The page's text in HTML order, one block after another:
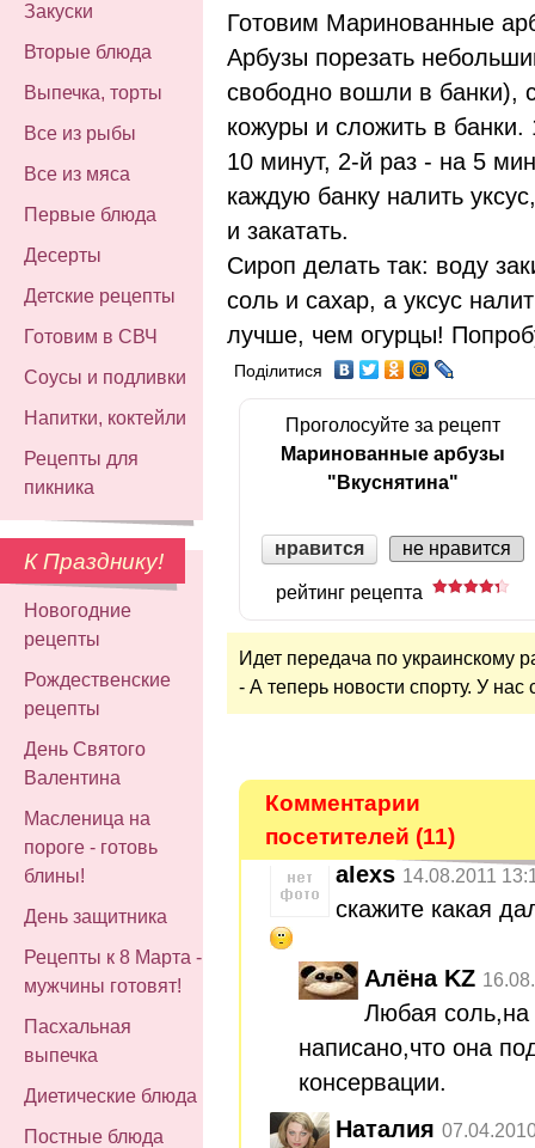
Закуски
Вторые блюда
Выпечка, торты
Все из рыбы
Все из мяса
Первые блюда
Десерты
Детские рецепты
Готовим в СВЧ
Соусы и подливки
Напитки, коктейли
Рецепты для
пикника
К Празднику!
Новогодние
рецепты
Рождественские
рецепты
День Святого
Валентина
Масленица на
пороге - готовь
блины!
День защитника
Рецепты к 8 Марта -
мужчины готовят!
Пасхальная
выпечка
Диетические блюда
Постные блюда
Готовим Маринованные
Арбузы порезать
свободно вошли в банки),
кожуры и сложить в банки.
10 минут, 2-й раз - на 5
каждую банку налить
и закатать.
Сироп делать так: воду
соль и сахар, а уксус
лучше, чем огурцы!
Поділитися
Проголосуйте за рецепт
Маринованные арбузы
"Вкуснятина"
нравится не нравится
рейтинг рецепта
Идет передача по украинскому
- А теперь новости спорту. У нас
Комментарии
посетителей (11)
alexs 14.08.2011
скажите какая
Алёна KZ
Любая соль,на
написано,что она
консервации.
Наталия